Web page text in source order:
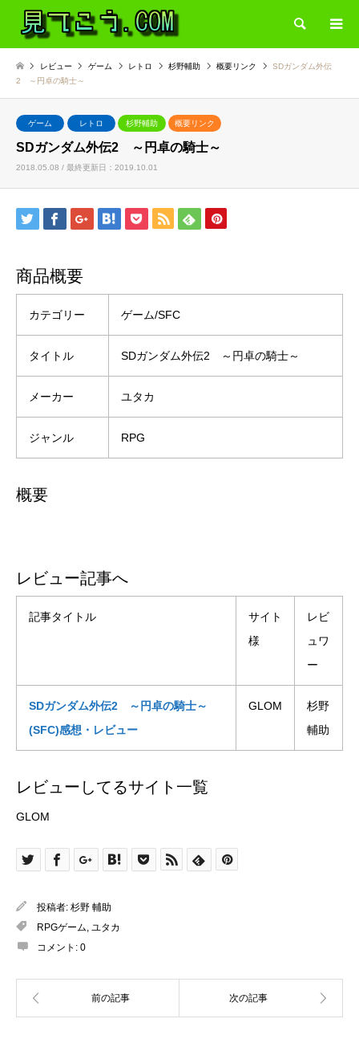
検索
レビュー ゲーム レトロ 杉野輔助 概要リンク
SDガンダム外伝
2 ～円卓の騎士～
ゲーム レトロ 杉野輔助 概要リンク
SDガンダム外伝2 ～円卓の騎士～
2018.05.08 / 最終更新日：2019.10.01
商品概要
カテゴリー ゲーム/SFC
タイトル SDガンダム外伝2 ～円卓の騎士～
メーカー ユタカ
ジャンル RPG
概要
レビュー記事へ
記事タイトル
サイト
様
レビ
ュワ
ー
SDガンダム外伝2 ～円卓の騎士～
(SFC)感想・レビュー
GLOM
杉野
輔助
レビューしてるサイト一覧
GLOM
投稿者: 杉野 輔助
RPGゲーム
ユタカ
コメント: 0